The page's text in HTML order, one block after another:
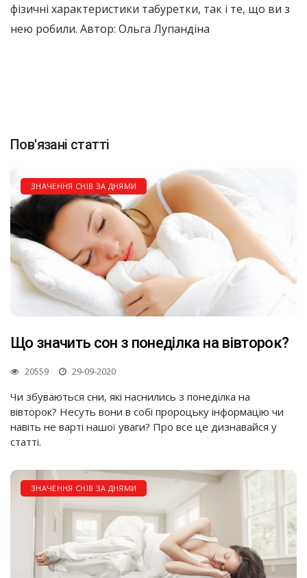
фізичні характеристики табуретки, так і те, що ви з
нею робили. Автор: Ольга Лупандіна
Пов'язані статті
ЗНАЧЕННЯ СНІВ ЗА ДНЯМИ
Що значить сон з понеділка на вівторок?
20559 29-09-2020
Чи збуваються сни, які наснились з понеділка на
вівторок? Несуть вони в собі пророцьку інформацію чи
навіть не варті нашої уваги? Про все це дизнавайся у
статті.
ЗНАЧЕННЯ СНІВ ЗА ДНЯМИ